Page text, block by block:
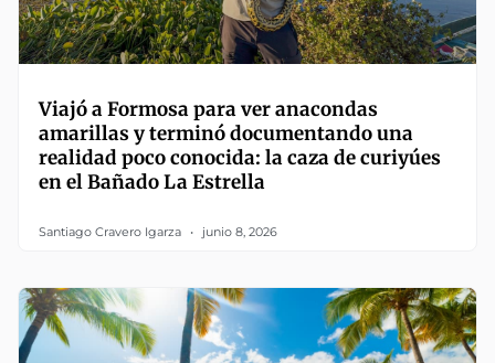
Viajó a Formosa para ver anacondas
amarillas y terminó documentando una
realidad poco conocida: la caza de curiyúes
en el Bañado La Estrella
Santiago Cravero Igarza junio 8, 2026